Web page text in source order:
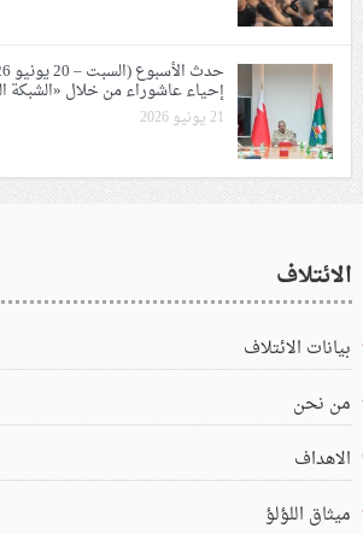
إحياء عاشوراء من خلال «الشبكة
21 يونيو 2026
الائتلاف
بيانات الائتلاف
من نحن
الاهداف
ميثاق اللؤلؤ